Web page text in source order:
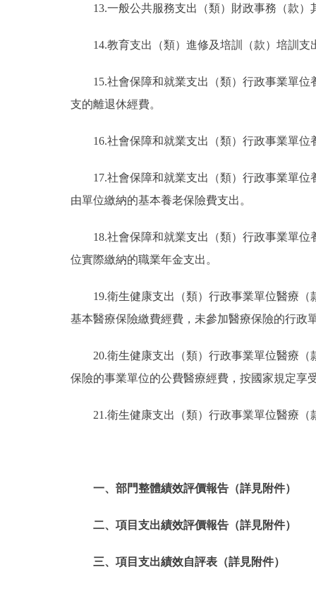
13.一般公共服務支出（類）財政事務（款
14.教育支出（類）進修及培訓（款）培訓
15.社會保障和就業支出（類）行政事業單
支的離退休經費。
16.社會保障和就業支出（類）行政事業單
17.社會保障和就業支出（類）行政事業單
由單位繳納的基本養老保險費支出。
18.社會保障和就業支出（類）行政事業單
位實際繳納的職業年金支出。
19.衛生健康支出（類）行政事業單位醫療
基本醫療保險繳費經費，未參加醫療保險的行政
20.衛生健康支出（類）行政事業單位醫療
保險的事業單位的公費醫療經費，按國家規定享
21.衛生健康支出（類）行政事業單位醫療
一、部門整體績效評價報告（詳見附件）
二、項目支出績效評價報告（詳見附件）
三、項目支出績效自評表（詳見附件）